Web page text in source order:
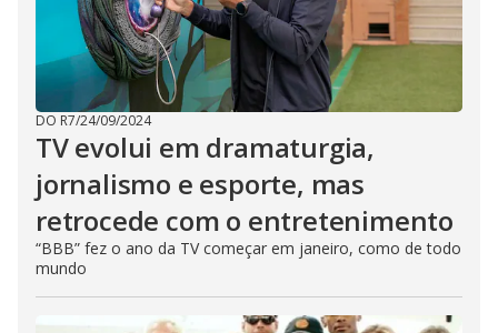
DO R7/24/09/2024
TV evolui em dramaturgia,
jornalismo e esporte, mas
retrocede com o entretenimento
“BBB” fez o ano da TV começar em janeiro, como de todo
mundo